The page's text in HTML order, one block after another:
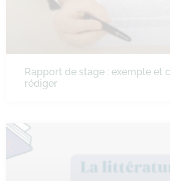
Rapport de stage : exemple et
rédiger